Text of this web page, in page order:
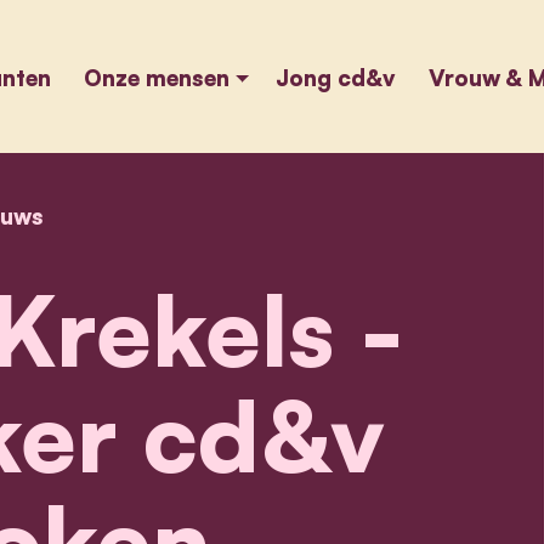
Onze mensen Jong cd&v Vrouw &
homecarolyn krekels - lijsttrekker cd&v hoboken
-
cd&v